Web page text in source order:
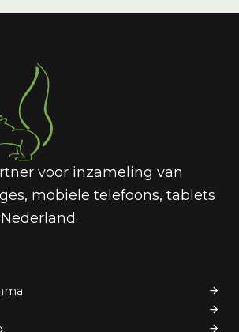
voor inzameling van
mobiele telefoons, tablets